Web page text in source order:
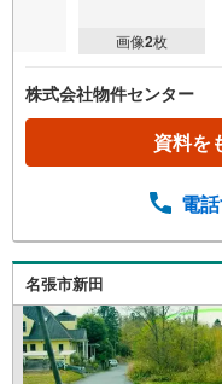
画像2枚
株式会社物件センター
資料を
電
名張市新田